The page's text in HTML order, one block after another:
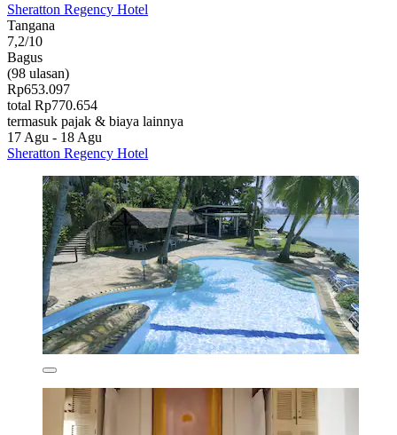
Sheratton Regency Hotel
Tangana
7,2/10
Bagus
(98 ulasan)
Rp653.097
total Rp770.654
termasuk pajak & biaya lainnya
17 Agu - 18 Agu
Sheratton Regency Hotel